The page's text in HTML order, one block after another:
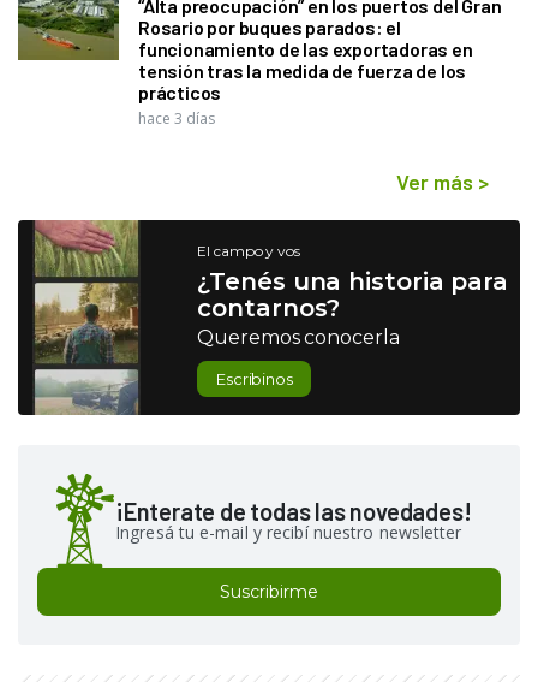
“Alta preocupación” en los puertos del Gran
Rosario por buques parados: el
funcionamiento de las exportadoras en
tensión tras la medida de fuerza de los
prácticos
hace 3 días
Ver más >
El campo y vos
¿Tenés una historia para
contarnos?
Queremos conocerla
Escribinos
¡Enterate de todas las novedades!
Ingresá tu e-mail y recibí nuestro newsletter
Suscribirme